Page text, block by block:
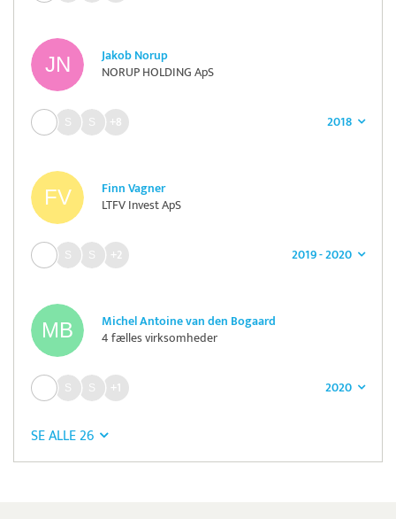
Jakob Norup
NORUP HOLDING ApS
2018
+8
Finn Vagner
LTFV Invest ApS
2019 - 2020
+2
Michel Antoine van den Bogaard
4 fælles virksomheder
2020
+1
SE ALLE 26